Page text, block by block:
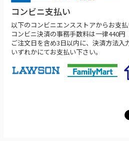
コンビニ支払い
以下のコンビニエンスストアからお支払
コンビニ決済の事務手数料は一律440円
ご注文日を含め3日以内に、決済方法入
いずれかにてお支払い下さい。